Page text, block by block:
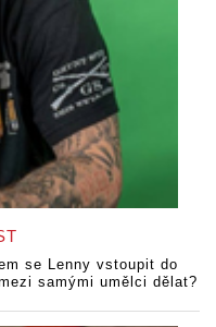
se Lenny vstoupit do
samými umělci dělat?